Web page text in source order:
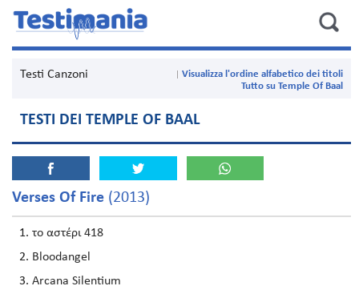
Testi Canzoni
Visualizza l'ordine alfabetico dei titoli
Tutto su Temple Of Baal
TESTI DEI TEMPLE OF BAAL
Verses Of Fire (2013)
το αστέρι 418
Bloodangel
Arcana Silentium